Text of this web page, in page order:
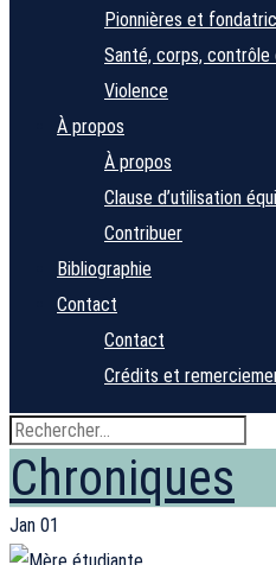
Pionnières et
Santé, corps,
Violence
À propos
À propos
Clause d’utilisation
Contribuer
Bibliographie
Contact
Contact
Crédits et
Chroniques
Jan 01